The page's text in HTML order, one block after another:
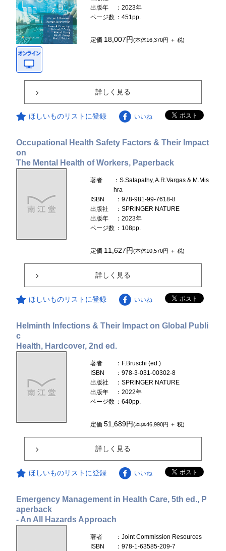
出版年
：2023年
ページ数 ：451pp.
定価 18,007円(本体16,370円 ＋ 税)
詳しく見る
ほしいものリストに登録 いいね
Occupational Health Safety Factors & Their Impact
on
The Mental Health of Workers, Paperback
著者
：S.Satapathy, A.R.Vargas & M.Mis
hra
ISBN
：978-981-99-7618-8
出版社
：SPRINGER NATURE
出版年
：2023年
ページ数 ：108pp.
定価 11,627円(本体10,570円 ＋ 税)
詳しく見る
ほしいものリストに登録 いいね
Helminth Infections & Their Impact on Global Publi
c
Health, Hardcover, 2nd ed.
著者
：F.Bruschi (ed.)
ISBN
：978-3-031-00302-8
出版社
：SPRINGER NATURE
出版年
：2022年
ページ数 ：640pp.
定価51,689円(本体46,990円 ＋ 税)
詳しく見る
ほしいものリストに登録 いいね
Emergency Management in Health Care, 5th ed., P
aperback
- An All Hazards Approach
著者
：Joint Commission Resources
ISBN
：978-1-63585-209-7